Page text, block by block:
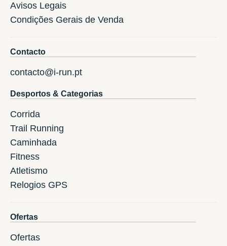
Avisos Legais
Condições Gerais de Venda
Contacto
contacto@i-run.pt
Desportos & Categorias
Corrida
Trail Running
Caminhada
Fitness
Atletismo
Relogios GPS
Ofertas
Ofertas